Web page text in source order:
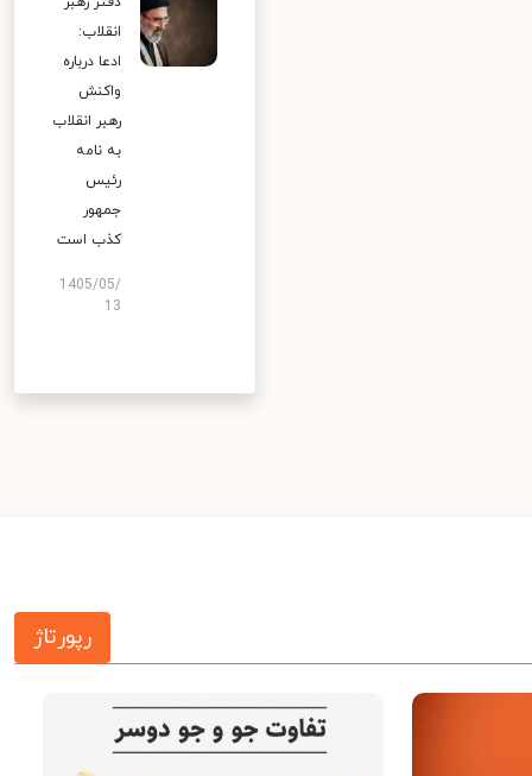
انقلاب:
ادعا درباره
واکنش
رهبر انقلاب
به نامه
رئیس
جمهور
کذب است
1405/05/
13
رپورتاژ